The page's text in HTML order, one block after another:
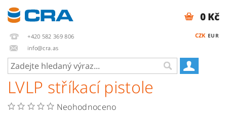
+420 582 369 806
info@cra.as
CZK EUR
0 Kč
LVLP stříkací pistole
Neohodnoceno